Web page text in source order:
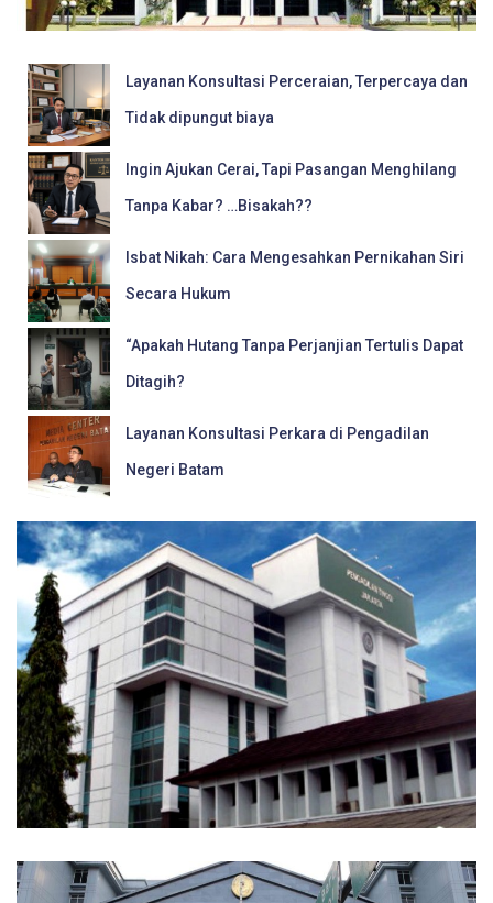
Layanan Konsultasi Perceraian, Terpercaya dan
Tidak dipungut biaya
Ingin Ajukan Cerai, Tapi Pasangan Menghilang
Tanpa Kabar? …Bisakah??
Isbat Nikah: Cara Mengesahkan Pernikahan Siri
Secara Hukum
“Apakah Hutang Tanpa Perjanjian Tertulis Dapat
Ditagih?
Layanan Konsultasi Perkara di Pengadilan
Negeri Batam